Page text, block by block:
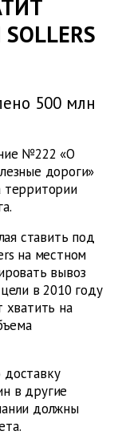
500 млн
№222 «О
дороги»
территории
ставить под
на местном
вывоз
в 2010 году
на
в другие
должны